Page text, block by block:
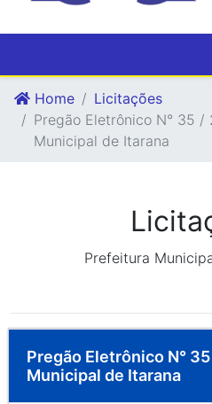
Home
Licitações
Pregão Eletrônico N° 35
Municipal de Itarana
Prefeitura
Pregão Eletrônico N°
Municipal de Itarana